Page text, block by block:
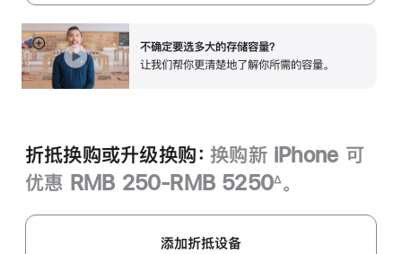
注
不确定要选多大的存储容量？
让我们帮你更清楚地了解你所需的容‍量‍。
展
开
折抵换购或升级换购： 换购新 iPhone 可
优惠 RMB 250-RMB 5250
注
∆。
添加折抵设备